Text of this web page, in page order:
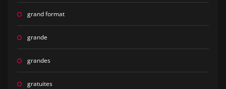
grand format
grande
grandes
gratuites